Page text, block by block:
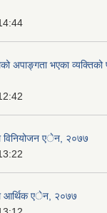
अपाङ्गता भएका
विनियोजन एेन, २०७७
आर्थिक एेन, २०७७